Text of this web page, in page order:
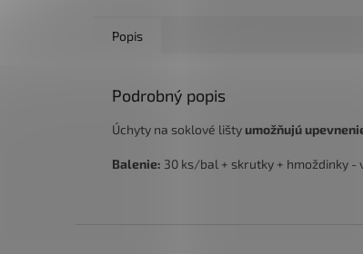
Popis
Podrobný popis
Úchyty na soklové lišty umožňujú
Balenie: 30 ks/bal + skrutky + hmoždinky -